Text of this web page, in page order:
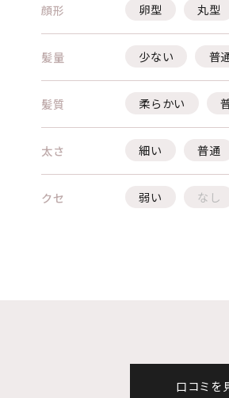
顔形 卵型 丸型
髪量 少ない 普
髪質 柔らかい
太さ 細い 普通
クセ 弱い なし
口コミを